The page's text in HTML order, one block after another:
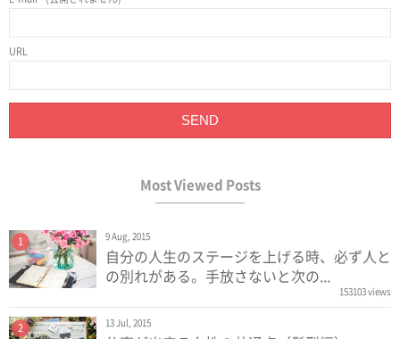
URL
Most Viewed Posts
9 Aug, 2015
自分の人生のステージを上げる時、必ず人と
の別れがある。手放さないと次の...
153103 views
1
13 Jul, 2015
2